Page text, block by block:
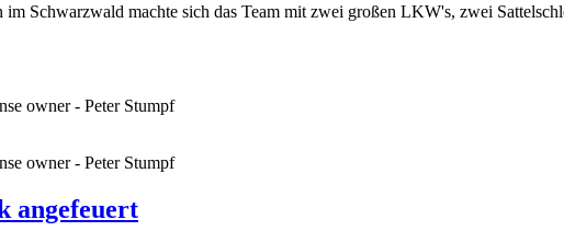
Schwarzwald machte sich das Team mit zwei großen LKW's, zwei
owner - Peter Stumpf
owner - Peter Stumpf
angefeuert